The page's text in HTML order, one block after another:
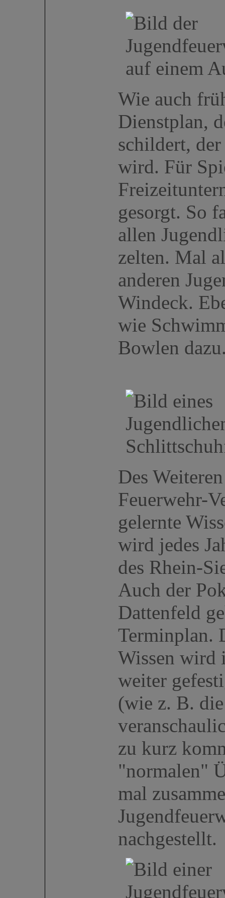
Wie auch
Dienstplan,
schildert,
wird. Für
gesorgt. So
allen
zelten. Mal
anderen
Windeck.
wie
Bowlen
Des
Feuerwehr-
gelernte
wird jedes
des Rhein-
Auch der
Dattenfeld
Terminplan.
Wissen wird
weiter
(wie z. B.
zu kurz
"normalen"
mal
nachgestellt.